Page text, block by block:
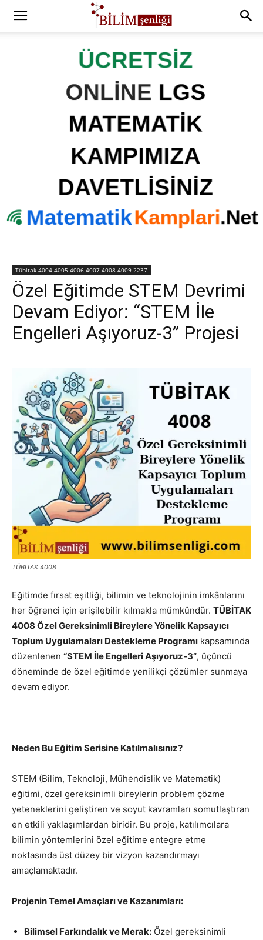
Tübitak 4004 4005 4006 4007 4008 4009 2237
Özel Eğitimde STEM Devrimi
Devam Ediyor: “STEM İle
Engelleri Aşıyoruz-3” Projesi
TÜBİTAK 4008
Eğitimde fırsat eşitliği, bilimin ve teknolojinin imkânlarını
her öğrenci için erişilebilir kılmakla mümkündür. TÜBİTAK
4008 Özel Gereksinimli Bireylere Yönelik Kapsayıcı
Toplum Uygulamaları Destekleme Programı kapsamında
düzenlenen “STEM İle Engelleri Aşıyoruz-3”, üçüncü
döneminde de özel eğitimde yenilikçi çözümler sunmaya
devam ediyor.
Neden Bu Eğitim Serisine Katılmalısınız?
STEM (Bilim, Teknoloji, Mühendislik ve Matematik)
eğitimi, özel gereksinimli bireylerin problem çözme
yeteneklerini geliştiren ve soyut kavramları somutlaştıran
en etkili yaklaşımlardan biridir. Bu proje, katılımcılara
bilimin yöntemlerini özel eğitime entegre etme
noktasında üst düzey bir vizyon kazandırmayı
amaçlamaktadır.
Projenin Temel Amaçları ve Kazanımları:
Bilimsel Farkındalık ve Merak: Özel gereksinimli